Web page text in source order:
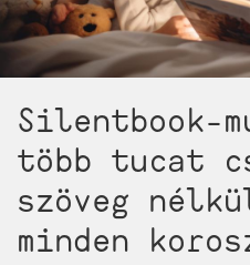
korig)
Silentbook-
több tucat
szöveg
minden